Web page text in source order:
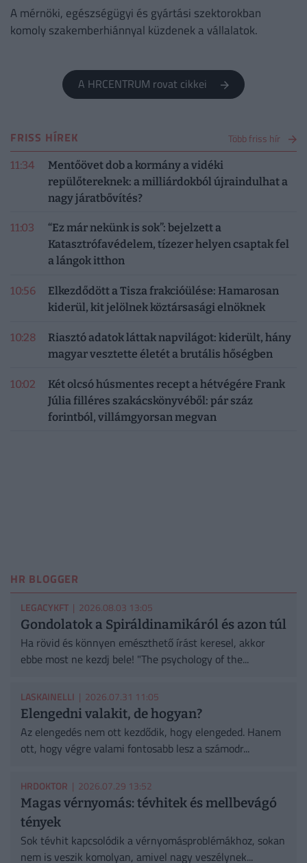
A mérnöki, egészségügyi és gyártási szektorokban
komoly szakemberhiánnyal küzdenek a vállalatok.
A HRCENTRUM rovat cikkei
FRISS HÍREK Több friss hír
11:34
Mentőövet dob a kormány a vidéki
repülőtereknek: a milliárdokból újraindulhat a
nagy járatbővítés?
11:03
“Ez már nekünk is sok”: bejelzett a
Katasztrófavédelem, tízezer helyen csaptak fel
a lángok itthon
10:56
Elkezdődött a Tisza frakcióülése: Hamarosan
kiderül, kit jelölnek köztársasági elnöknek
10:28
Riasztó adatok láttak napvilágot: kiderült, hány
magyar vesztette életét a brutális hőségben
10:02
Két olcsó húsmentes recept a hétvégére Frank
Júlia filléres szakácskönyvéből: pár száz
forintból, villámgyorsan megvan
HR BLOGGER
LEGACYKFT | 2026.08.03 13:05
Gondolatok a Spiráldinamikáról és azon túl
Ha rövid és könnyen emészthető írást keresel, akkor
ebbe most ne kezdj bele! "The psychology of the...
LASKAINELLI | 2026.07.31 11:05
Elengedni valakit, de hogyan?
Az elengedés nem ott kezdődik, hogy elengeded. Hanem
ott, hogy végre valami fontosabb lesz a számodr...
HRDOKTOR | 2026.07.29 13:52
Magas vérnyomás: tévhitek és mellbevágó
tények
Sok tévhit kapcsolódik a vérnyomásproblémákhoz, sokan
nem is veszik komolyan, amivel nagy veszélynek...